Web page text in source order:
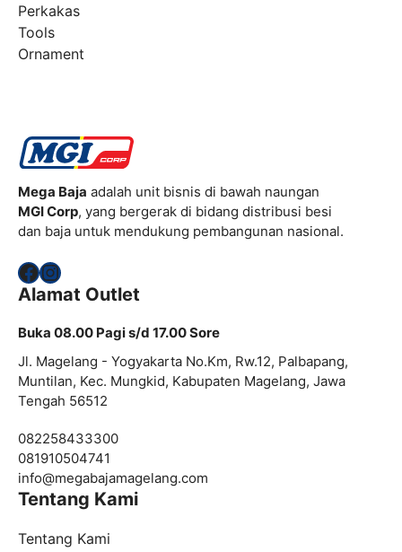
Perkakas
Tools
Ornament
Mega Baja adalah unit bisnis di bawah naungan
MGI Corp, yang bergerak di bidang distribusi besi
dan baja untuk mendukung pembangunan nasional.
Facebook
Instagram
Alamat Outlet
Buka 08.00 Pagi s/d 17.00 Sore
Jl. Magelang - Yogyakarta No.Km, Rw.12, Palbapang,
Muntilan, Kec. Mungkid, Kabupaten Magelang, Jawa
Tengah 56512
082258433300
081910504741
info@megabajamagelang.com
Tentang Kami
Tentang Kami